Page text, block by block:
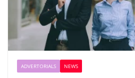
ADVERTORIALS NEWS